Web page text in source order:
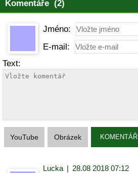
Komentáře (2)
Jméno:
E-mail:
Text:
YouTube Obrázek KOMENTÁŘ
Lucka | 28.08 2018 07:12